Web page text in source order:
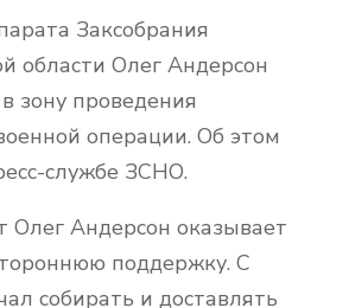
Заксобрания
области Олег Андерсон
зону проведения
операции. Об этом
службе ЗСНО.
Олег Андерсон оказывает
поддержку. С
собирать и доставлять